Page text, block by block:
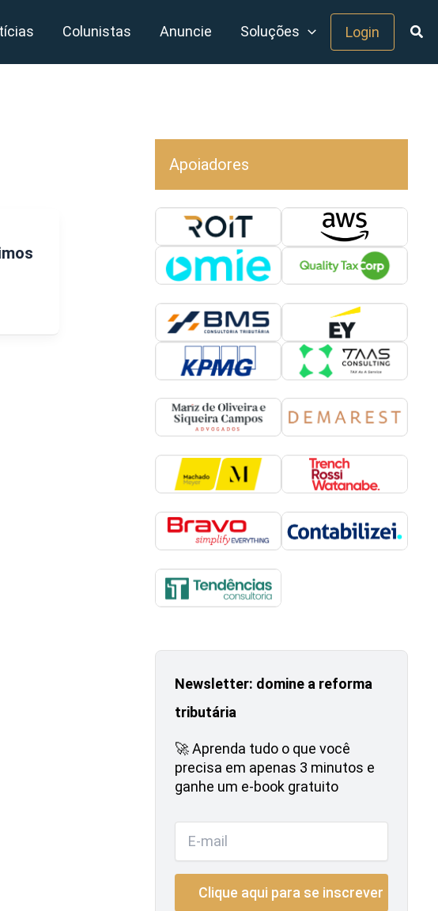
Colunistas Anuncie Soluções Login
Apoiadores
Newsletter: domine a reforma
tributária
🚀 Aprenda tudo o que você
precisa em apenas 3 minutos e
ganhe um e-book gratuito